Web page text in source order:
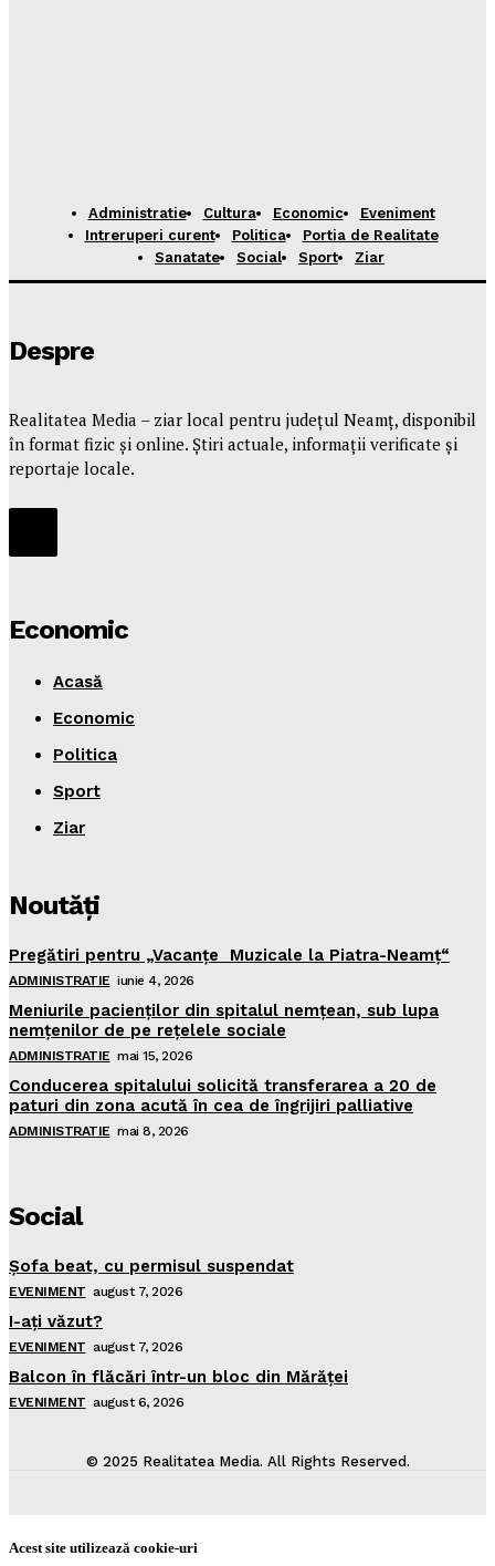
Administratie Cultura Economic
Eveniment
Intreruperi curent
Politica
Portia de Realitate
Sanatate
Social Sport Ziar
Despre
Realitatea Media – ziar local pentru județul Neamț, disponibil
în format fizic și online. Știri actuale, informații verificate și
reportaje locale.
Economic
Acasă
Economic
Politica
Sport
Ziar
Noutăţi
Pregătiri pentru „Vacanţe Muzicale la Piatra-Neamţ“
ADMINISTRATIE iunie 4, 2026
Meniurile pacienţilor din spitalul nemţean, sub lupa
nemţenilor de pe reţelele sociale
ADMINISTRATIE mai 15, 2026
Conducerea spitalului solicită transferarea a 20 de
paturi din zona acută în cea de îngrijiri palliative
ADMINISTRATIE mai 8, 2026
Social
Şofa beat, cu permisul suspendat
EVENIMENT august 7, 2026
I-aţi văzut?
EVENIMENT august 7, 2026
Balcon în flăcări într-un bloc din Mărăţei
EVENIMENT august 6, 2026
© 2025 Realitatea Media. All Rights Reserved.
Acest site utilizează cookie-uri